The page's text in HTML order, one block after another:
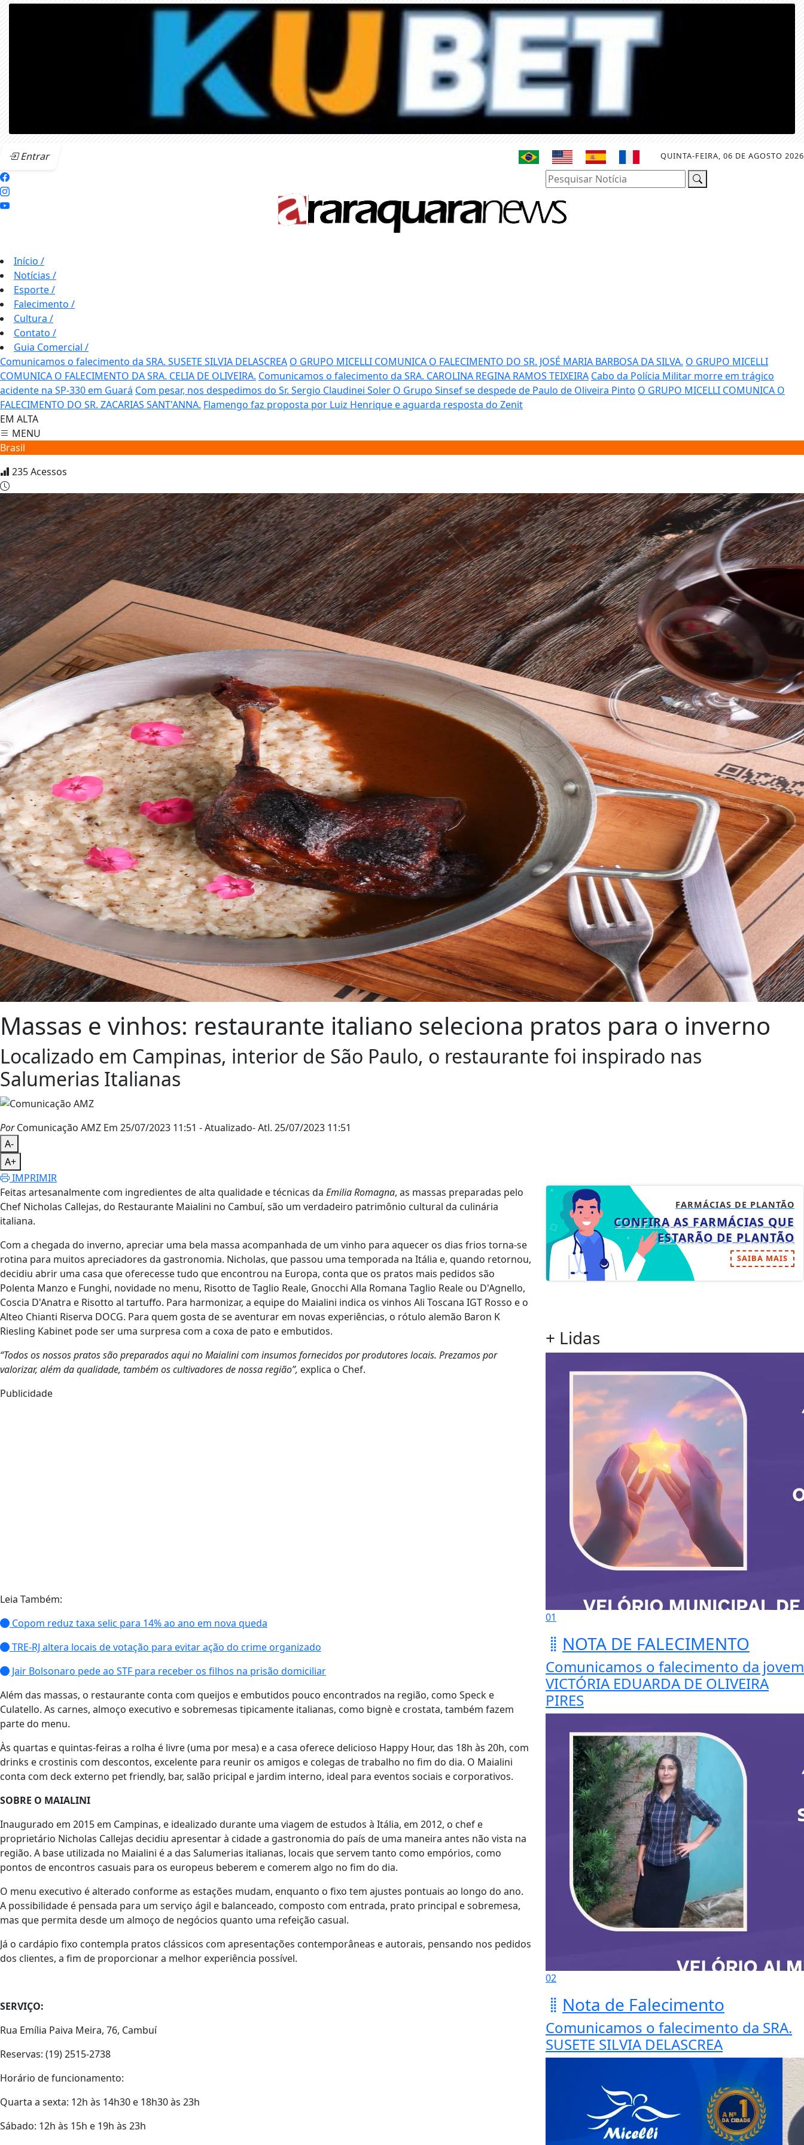
Entrar QUINTA-FEIRA, 06 DE AGOSTO 2026
Pesquisar Notícia
Início /
Notícias /
Esporte/
Falecimento /
Cultura /
Contato /
Guia Comercial /
Comunicamos o falecimento da SRA. SUSETE SILVIA DELASCREA O GRUPO MICELLI COMUNICA O FALECIMENTO DO SR. JOSÉ MARIA BARBOSA DA SILVA. O GRUPO MICELLI
COMUNICA O FALECIMENTO DA SRA. CELIA DE OLIVEIRA. Comunicamos o falecimento da SRA. CAROLINA REGINA RAMOS TEIXEIRA Cabo da Polícia Militar morre em trágico
acidente na SP-330 em Guará Com pesar, nos despedimos do Sr. Sergio Claudinei Soler O Grupo Sinsef se despede de Paulo de Oliveira Pinto O GRUPO MICELLI COMUNICA O
FALECIMENTO DO SR. ZACARIAS SANT'ANNA. Flamengo faz proposta por Luiz Henrique e aguarda resposta do Zenit
EM ALTA
MENU
Brasil
235Acessos
Massas e vinhos: restaurante italiano seleciona pratos para o inverno
Localizado em Campinas, interior de São Paulo, o restaurante foi inspirado nas
Salumerias Italianas
PorComunicação AMZ Em 25/07/2023 11:51 - Atualizado- Atl. 25/07/2023 11:51
A-
A+
IMPRIMIR
Feitas artesanalmente com ingredientes de alta qualidade e técnicas da Emilia Romagna, as massas preparadas pelo
Chef Nicholas Callejas, do Restaurante Maialini no Cambuí, são um verdadeiro patrimônio cultural da culinária
italiana.
Com a chegada do inverno, apreciar uma bela massa acompanhada de um vinho para aquecer os dias frios torna-se
rotina para muitos apreciadores da gastronomia. Nicholas, que passou uma temporada na Itália e, quando retornou,
decidiu abrir uma casa que oferecesse tudo que encontrou na Europa, conta que os pratos mais pedidos são
Polenta Manzo e Funghi, novidade no menu, Risotto de Taglio Reale, Gnocchi Alla Romana Taglio Reale ou D'Agnello,
Coscia D'Anatra e Risotto al tartuffo. Para harmonizar, a equipe do Maialini indica os vinhos Ali Toscana IGT Rosso e o
Alteo Chianti Riserva DOCG. Para quem gosta de se aventurar em novas experiências, o rótulo alemão Baron K
Riesling Kabinet pode ser uma surpresa com a coxa de pato e embutidos.
“Todos os nossos pratos são preparados aqui no Maialini com insumos fornecidos por produtores locais. Prezamos por
valorizar, além da qualidade, também os cultivadores de nossa região”, explica o Chef.
Publicidade
Leia Também:
Copom reduz taxa selic para 14% ao ano em nova queda
TRE-RJ altera locais de votação para evitar ação do crime organizado
Jair Bolsonaro pede ao STF para receber os filhos na prisão domiciliar
Além das massas, o restaurante conta com queijos e embutidos pouco encontrados na região, como Speck e
Culatello. As carnes, almoço executivo e sobremesas tipicamente italianas, como bignè e crostata, também fazem
parte do menu.
Às quartas e quintas-feiras a rolha é livre (uma por mesa) e a casa oferece delicioso Happy Hour, das 18h às 20h, com
drinks e crostinis com descontos, excelente para reunir os amigos e colegas de trabalho no fim do dia. O Maialini
conta com deck externo pet friendly, bar, salão pricipal e jardim interno, ideal para eventos sociais e corporativos.
SOBRE O MAIALINI
Inaugurado em 2015 em Campinas, e idealizado durante uma viagem de estudos à Itália, em 2012, o chef e
proprietário Nicholas Callejas decidiu apresentar à cidade a gastronomia do país de uma maneira antes não vista na
região. A base utilizada no Maialini é a das Salumerias italianas, locais que servem tanto como empórios, como
pontos de encontros casuais para os europeus beberem e comerem algo no fim do dia.
O menu executivo é alterado conforme as estações mudam, enquanto o fixo tem ajustes pontuais ao longo do ano.
A possibilidade é pensada para um serviço ágil e balanceado, composto com entrada, prato principal e sobremesa,
mas que permita desde um almoço de negócios quanto uma refeição casual.
Já o cardápio fixo contempla pratos clássicos com apresentações contemporâneas e autorais, pensando nos pedidos
dos clientes, a fim de proporcionar a melhor experiência possível.
SERVIÇO:
Rua Emília Paiva Meira, 76, Cambuí
Reservas: (19) 2515-2738
Horário de funcionamento:
Quarta a sexta: 12h às 14h30 e 18h30 às 23h
Sábado: 12h às 15h e 19h às 23h
FARMÁCIAS DE PLANTÃO
CONFIRA AS FARMÁCIAS QUE
ESTARÃO DE PLANTÃO
SAIBA MAIS
+ Lidas
01
NOTA DE FALECIMENTO
Comunicamos o falecimento da jovem
VICTÓRIA EDUARDA DE OLIVEIRA
PIRES
02
Nota de Falecimento
Comunicamos o falecimento da SRA.
SUSETE SILVIA DELASCREA